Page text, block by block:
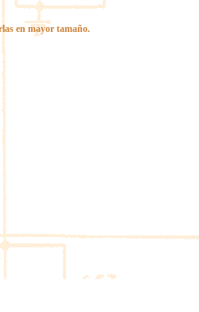
en mayor tamaño.